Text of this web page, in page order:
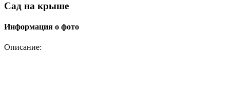
Сад на крыше
Информация о фото
Описание: